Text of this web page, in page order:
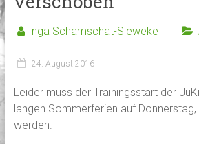
Inga Schamschat-Sieweke
24. August 2016
Leider muss der Trainingsstart der
langen Sommerferien auf
werden.